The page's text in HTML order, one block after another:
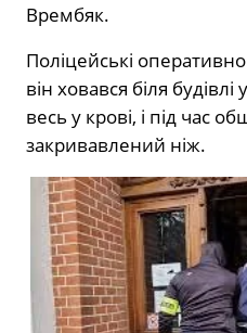
Врембяк.
Поліцейські
він ховався біля
весь у крові, і під час
закривавлений ніж.